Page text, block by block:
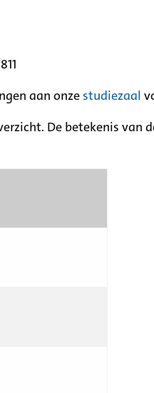
aan onze studiezaal
De betekenis